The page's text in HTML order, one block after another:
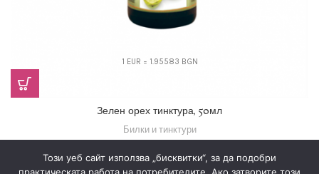
1 EUR = 1.95583 BGN
Зелен орех тинктура, 50мл
Билки и тинктури
Този уеб сайт използва „бисквитки“, за да подобри